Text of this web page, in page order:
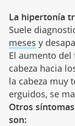
La hipertonía
Suele
meses y
El aumento del
cabeza hacia
la cabeza muy
erguidos, se
Otros
son: